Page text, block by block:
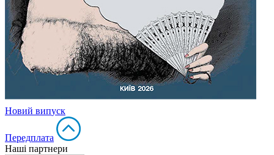
Новий випуск
Передплата
Наші партнери